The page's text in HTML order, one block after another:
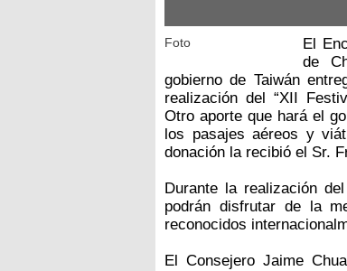
Foto
El
de
gobierno de Taiwán
realización del “XII
Otro aporte que hará el
los pasajes aéreos y
donación la recibió el Sr.
Durante la realización
podrán disfrutar de la
reconocidos
El Consejero Jaime